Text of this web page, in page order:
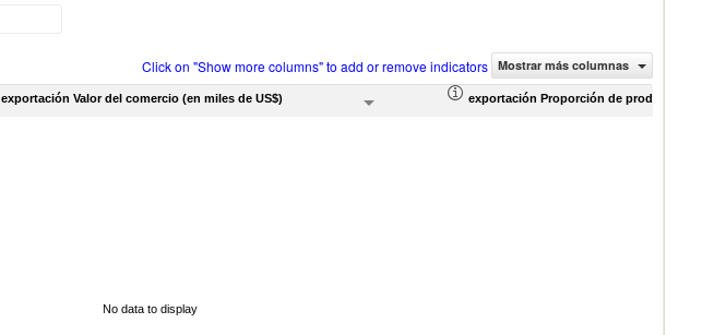
Click on "Show more columns" to add or remove indicators Mostrar más columnas
exportación Valor del comercio (en miles de US$) exportación Proporción de productos (%)
No data to display